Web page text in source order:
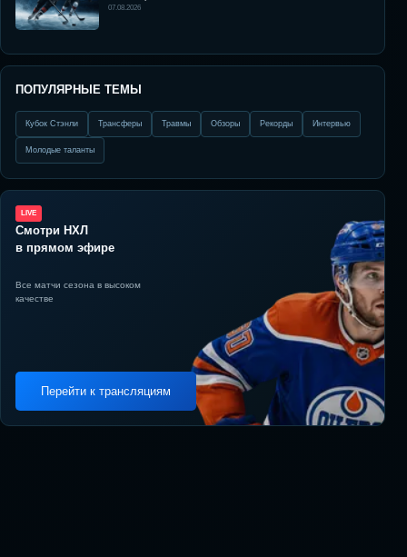
07.08.2026
ПОПУЛЯРНЫЕ ТЕМЫ
Кубок Стэнли Трансферы Травмы Обзоры Рекорды Интервью
Молодые таланты
LIVE
Смотри НХЛ
в прямом эфире
Все матчи сезона в высоком
качестве
Перейти к трансляциям